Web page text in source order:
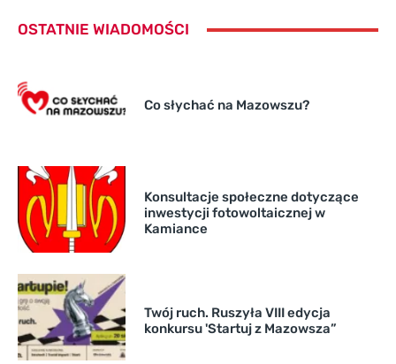
OSTATNIE WIADOMOŚCI
Co słychać na Mazowszu?
Konsultacje społeczne dotyczące
inwestycji fotowoltaicznej w
Kamiance
Twój ruch. Ruszyła VIII edycja
konkursu 'Startuj z Mazowsza”